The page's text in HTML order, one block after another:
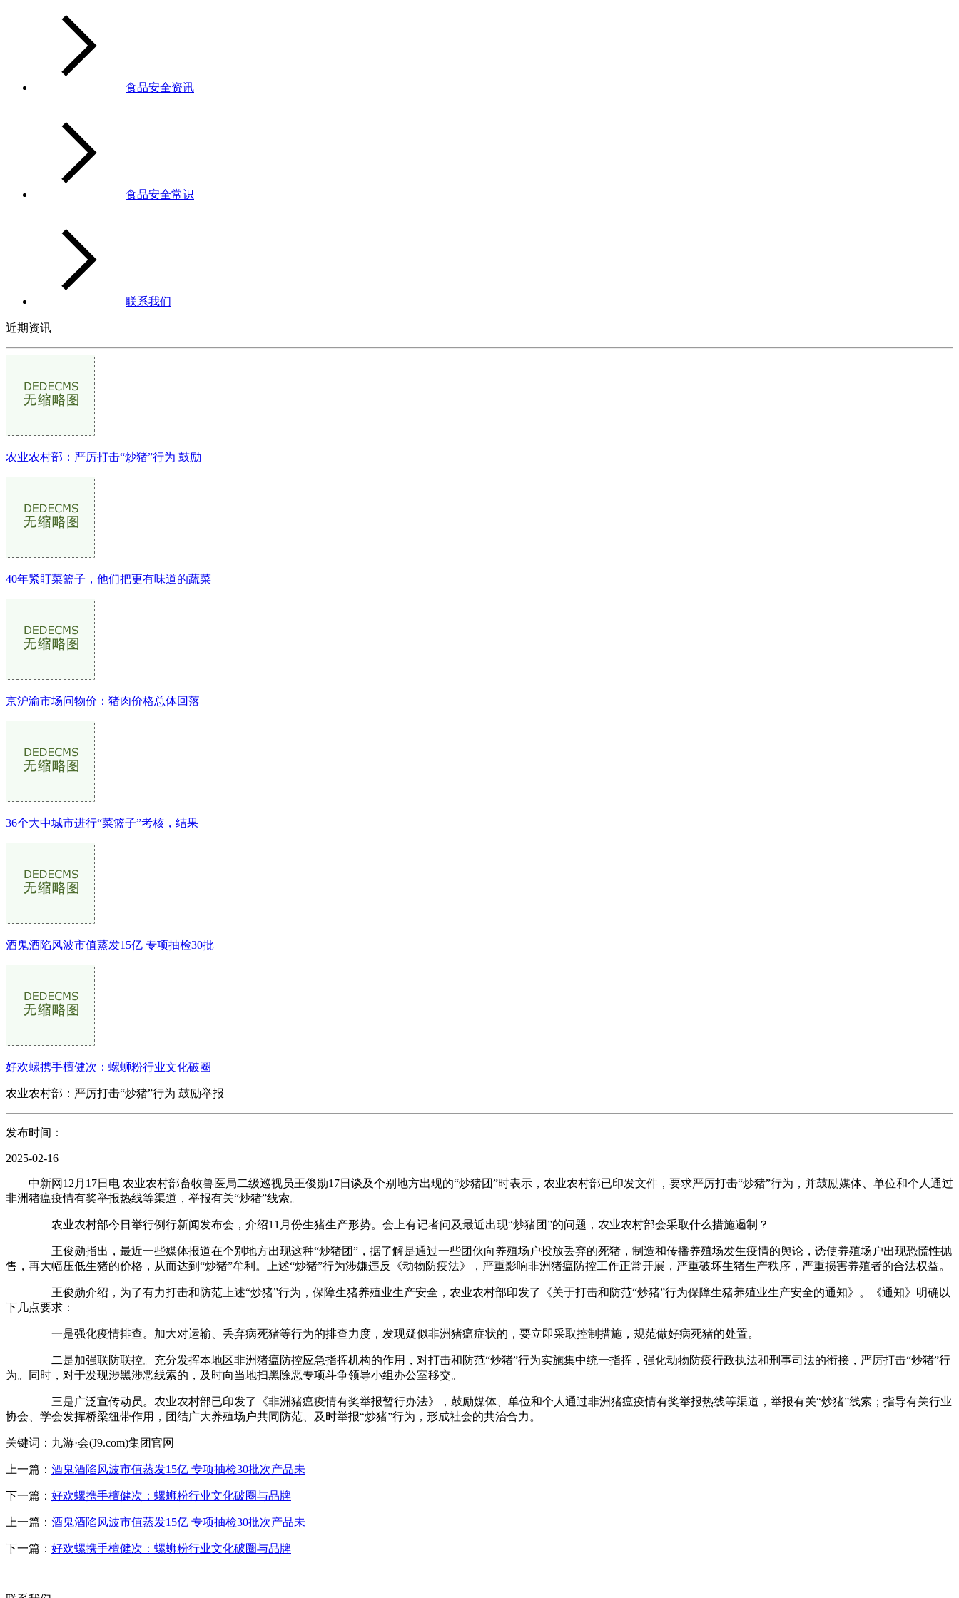
食品安全资讯
食品安全常识
联系我们
近期资讯
农业农村部：严厉打击“炒猪”行为 鼓励
40年紧盯菜篮子，他们把更有味道的蔬菜
京沪渝市场问物价：猪肉价格总体回落
36个大中城市进行“菜篮子”考核，结果
酒鬼酒陷风波市值蒸发15亿 专项抽检30批
好欢螺携手檀健次：螺蛳粉行业文化破圈
农业农村部：严厉打击“炒猪”行为 鼓励举报
发布时间：
2025-02-16
中新网12月17日电 农业农村部畜牧兽医局二级巡视员王俊勋17日谈及个别地方出现的“炒猪团”时表示，农业农村部已印发文件，要求严厉打击“炒猪”行为，并鼓励媒体、单位和个人通过
非洲猪瘟疫情有奖举报热线等渠道，举报有关“炒猪”线索。
农业农村部今日举行例行新闻发布会，介绍11月份生猪生产形势。会上有记者问及最近出现“炒猪团”的问题，农业农村部会采取什么措施遏制？
王俊勋指出，最近一些媒体报道在个别地方出现这种“炒猪团”，据了解是通过一些团伙向养殖场户投放丢弃的死猪，制造和传播养殖场发生疫情的舆论，诱使养殖场户出现恐慌性抛
售，再大幅压低生猪的价格，从而达到“炒猪”牟利。上述“炒猪”行为涉嫌违反《动物防疫法》，严重影响非洲猪瘟防控工作正常开展，严重破坏生猪生产秩序，严重损害养殖者的合法权益。
王俊勋介绍，为了有力打击和防范上述“炒猪”行为，保障生猪养殖业生产安全，农业农村部印发了《关于打击和防范“炒猪”行为保障生猪养殖业生产安全的通知》。《通知》明确以
下几点要求：
一是强化疫情排查。加大对运输、丢弃病死猪等行为的排查力度，发现疑似非洲猪瘟症状的，要立即采取控制措施，规范做好病死猪的处置。
二是加强联防联控。充分发挥本地区非洲猪瘟防控应急指挥机构的作用，对打击和防范“炒猪”行为实施集中统一指挥，强化动物防疫行政执法和刑事司法的衔接，严厉打击“炒猪”行
为。同时，对于发现涉黑涉恶线索的，及时向当地扫黑除恶专项斗争领导小组办公室移交。
三是广泛宣传动员。农业农村部已印发了《非洲猪瘟疫情有奖举报暂行办法》，鼓励媒体、单位和个人通过非洲猪瘟疫情有奖举报热线等渠道，举报有关“炒猪”线索；指导有关行业
协会、学会发挥桥梁纽带作用，团结广大养殖场户共同防范、及时举报“炒猪”行为，形成社会的共治合力。
关键词：九游·会(J9.com)集团官网
上一篇： 酒鬼酒陷风波市值蒸发15亿 专项抽检30批次产品未
下一篇： 好欢螺携手檀健次：螺蛳粉行业文化破圈与品牌
上一篇： 酒鬼酒陷风波市值蒸发15亿 专项抽检30批次产品未
下一篇： 好欢螺携手檀健次：螺蛳粉行业文化破圈与品牌